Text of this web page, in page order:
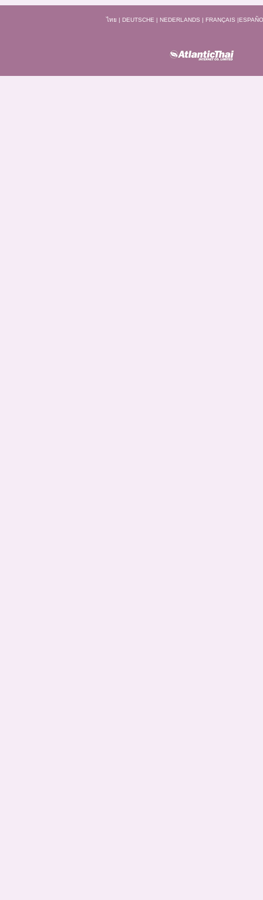
ไทย | DEUTSCHE | NEDERLANDS | FRANÇAIS |